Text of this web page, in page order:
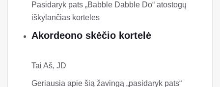
„Babble Dabble Do“
Štai kelios idėjos kartu su išsamiomis